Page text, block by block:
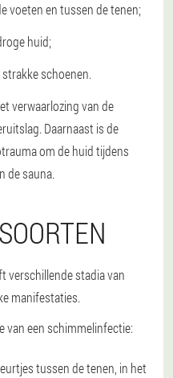
voeten en tussen de tenen;
huid;
schoenen.
verwaarlozing van de
Daarnaast is de
om de huid tijdens
de sauna.
verschillende stadia van
manifestaties.
van een schimmelinfectie:
tussen de tenen, in het